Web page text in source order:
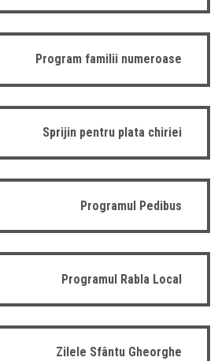
Program familii numeroase
Sprijin pentru plata chiriei
Programul Pedibus
Programul Rabla Local
Zilele Sfântu Gheorghe